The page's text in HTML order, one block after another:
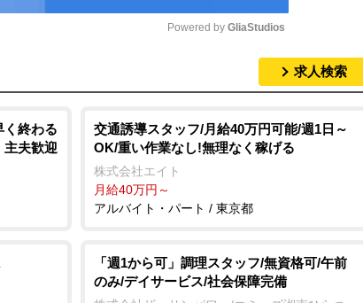
t
e
Powered by GliaStudios
求人検索
く終わる
主夫歓迎
交通誘導スタッフ/月給40万円可能/週1日～
OK/重い作業なし!無理なく稼げる
株式会社エイト
月給40万円～
アルバイト・パート / 東京都
「週1から可」調理スタッフ/無資格可/午前
のみ/デイサービス/社会保障完備